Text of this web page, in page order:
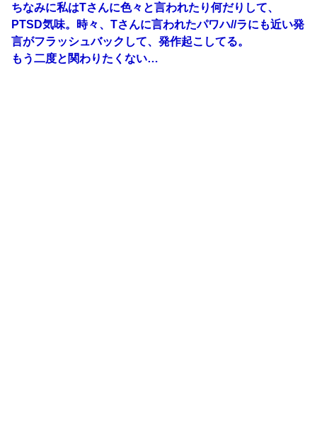
ちなみに私はTさんに色々と言われたり何だりして、
PTSD気味。時々、Tさんに言われたパワハ//ラにも近い発
言がフラッシュバックして、発作起こしてる。
もう二度と関わりたくない…